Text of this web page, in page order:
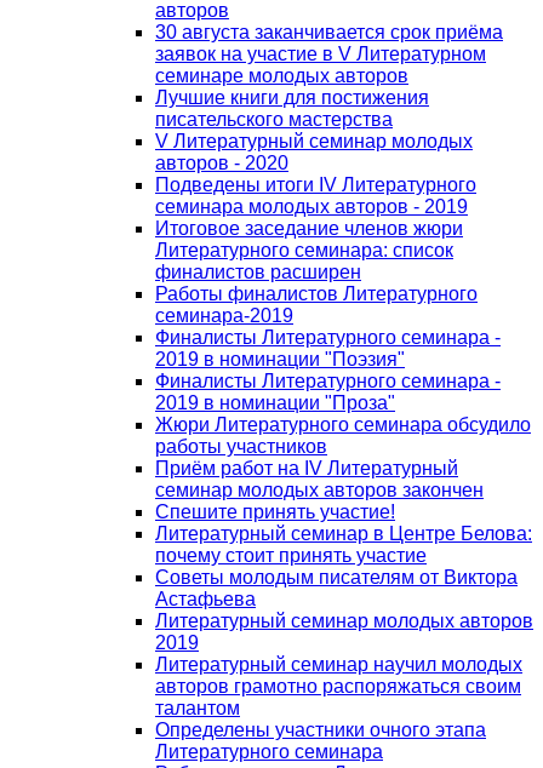
авторов
30 августа заканчивается срок приёма
заявок на участие в V Литературном
семинаре молодых авторов
Лучшие книги для постижения
писательского мастерства
V Литературный семинар молодых
авторов - 2020
Подведены итоги IV Литературного
семинара молодых авторов - 2019
Итоговое заседание членов жюри
Литературного семинара: список
финалистов расширен
Работы финалистов Литературного
семинара-2019
Финалисты Литературного семинара -
2019 в номинации "Поэзия"
Финалисты Литературного семинара -
2019 в номинации "Проза"
Жюри Литературного семинара обсудило
работы участников
Приём работ на IV Литературный
семинар молодых авторов закончен
Спешите принять участие!
Литературный семинар в Центре Белова:
почему стоит принять участие
Советы молодым писателям от Виктора
Астафьева
Литературный семинар молодых авторов
2019
Литературный семинар научил молодых
авторов грамотно распоряжаться своим
талантом
Определены участники очного этапа
Литературного семинара